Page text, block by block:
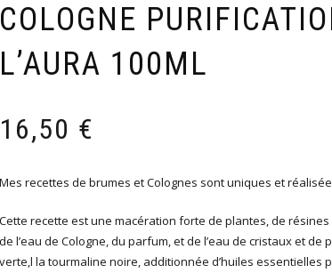
COLOGNE
L’AURA 100ML
16,50 €
Mes recettes de brumes et Colognes sont uniques et
Cette recette est une macération forte de plantes, de résines
de l’eau de Cologne, du parfum, et de l’eau de cristaux et
verte,l la tourmaline noire, additionnée d’huiles essentielles